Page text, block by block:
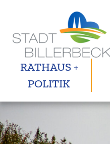
RATHAUS +
POLITIK